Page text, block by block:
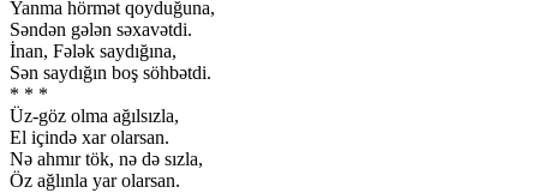
Yanma hörmət qoyduğuna,
Səndən gələn səxavətdi.
İnan, Fələk saydığına,
Sən saydığın boş söhbətdi.
* * *
Üz-göz olma ağılsızla,
El içində xar olarsan.
Nə ahmır tök, nə də sızla,
Öz ağlınla yar olarsan.